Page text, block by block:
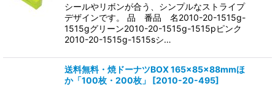
シールやリボンが合う、シンプルなストライプ
デザインです。 品 番品 名2010-20-1515g-
1515gグリーン2010-20-1515g-1515pピンク
2010-20-1515g-1515sシ…
送料無料・焼ドーナツBOX 165×85×88mmほ
か「100枚・200枚」
[2010-20-495]